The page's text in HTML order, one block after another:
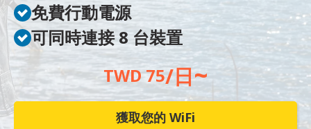
免費行動電源
可同時連接 8 台裝置
TWD 75/日~
獲取您的 WiFi